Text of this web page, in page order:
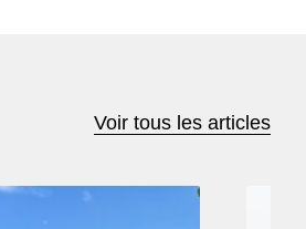
Voir tous les articles